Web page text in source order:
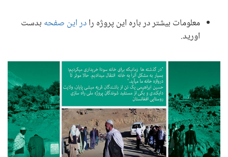
معلومات بیشتر در باره این پروژه رادر این صفحه بدست
اورید.